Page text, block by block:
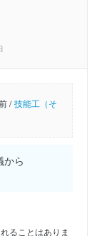
/ 技能工（そ
ら
ることはありま